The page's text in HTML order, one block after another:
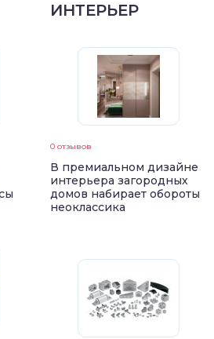
ИНТЕРЬЕР
0 отзывов
В премиальном дизайне
интерьера загородных
домов набирает обороты
неоклассика